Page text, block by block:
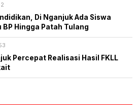
Di Nganjuk Ada Siswa
Hingga Patah Tulang
Percepat Realisasi Hasil FKLL